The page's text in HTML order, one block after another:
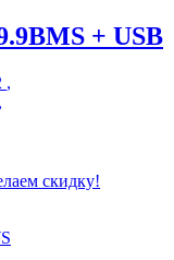
+ USB
,
,
скидку!